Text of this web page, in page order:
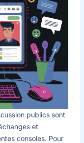
publics sont
et
consoles. Pour